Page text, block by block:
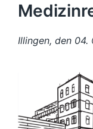
Illingen, den